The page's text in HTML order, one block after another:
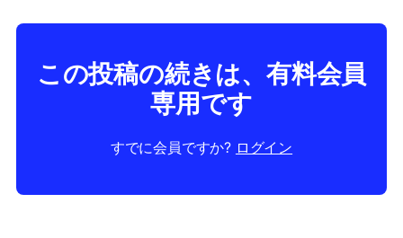
この投稿の続きは、有料会員
専用です
すでに会員ですか? ログイン